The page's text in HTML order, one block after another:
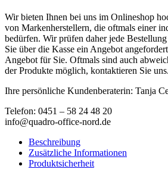
Wir bieten Ihnen bei uns im Onlineshop
von Markenherstellern, die oftmals einer
bedürfen. Wir prüfen daher jede
Sie über die Kasse ein Angebot
Angebot für Sie. Oftmals sind auch
der Produkte möglich, kontaktieren Sie uns.
Ihre persönliche Kundenberaterin: Tanja
Telefon: 0451 – 58 24 48 20
info@quadro-office-nord.de
Beschreibung
Zusätzliche Informationen
Produktsicherheit